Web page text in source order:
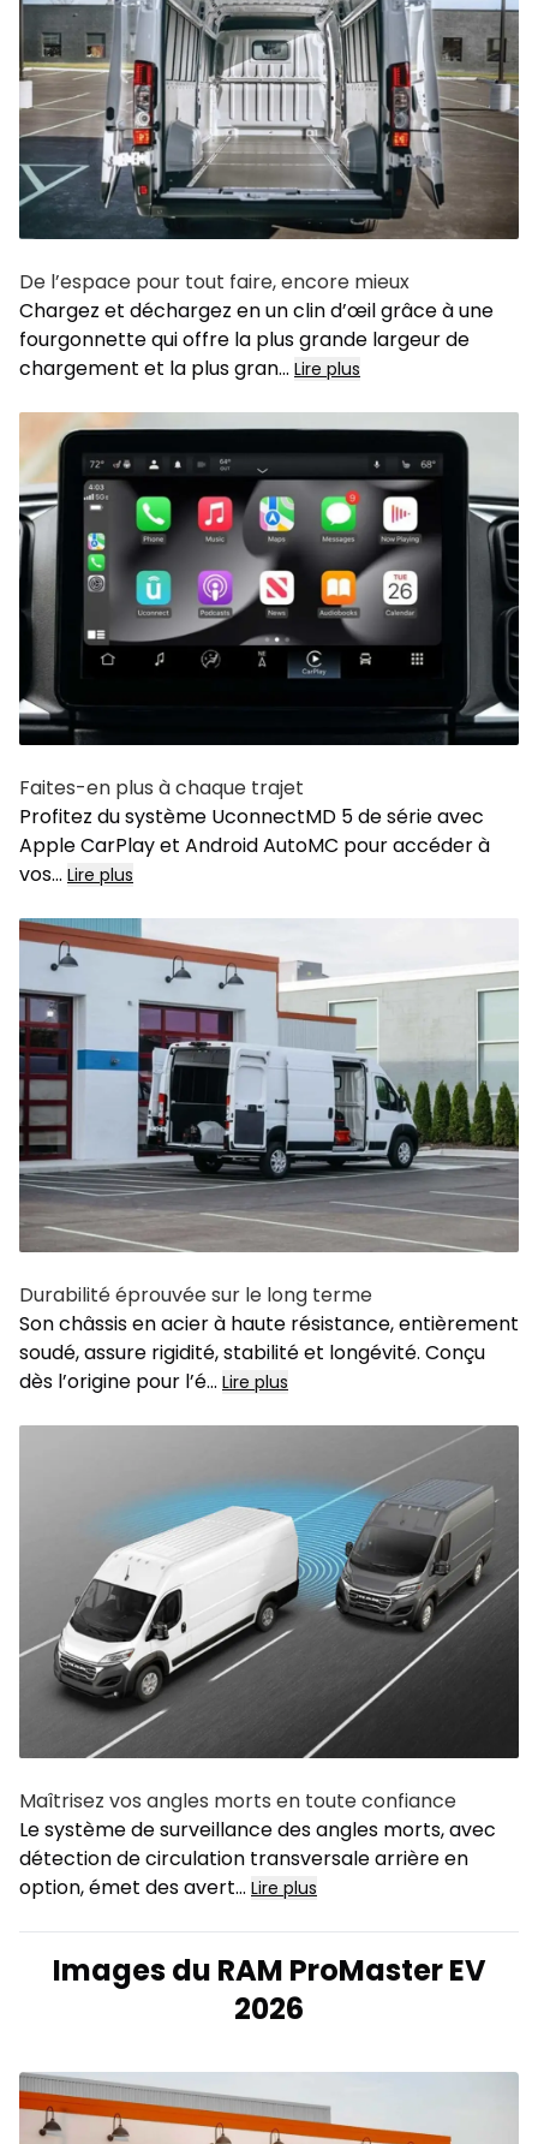
De l’espace pour tout faire, encore mieux
Chargez et déchargez en un clin d’œil grâce à une
fourgonnette qui offre la plus grande largeur de
chargement et la plus gran... Lire plus
Faites-en plus à chaque trajet
Profitez du système UconnectMD 5de série avec
Apple CarPlayet Android AutoMC pour accéder à
vos... Lire plus
Durabilité éprouvée sur le long terme
Son châssis en acier à haute résistance, entièrement
soudé, assure rigidité, stabilité et longévité. Conçu
dès l’origine pour l’é... Lire plus
Maîtrisez vos angles morts en toute confiance
Le système de surveillance des angles morts, avec
détection de circulation transversale arrière en
option, émet des avert... Lire plus
Images du RAM ProMaster EV
2026